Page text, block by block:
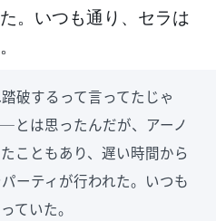
。いつも通り、セラは
破するって言ってたじゃ
とは思ったんだが、アーノ
こともあり、遅い時間から
ーティが行われた。いつも
ていた。